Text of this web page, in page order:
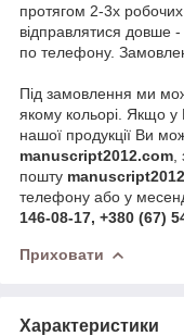
протягом 2-3х
відправлятися довше
по телефону.
Під замовлення ми
якому кольорі. Якщо у
нашої продукції Ви
manuscript2012.com
пошту
телефону або у
146-08-17, +380 (67)
Приховати
Характеристики